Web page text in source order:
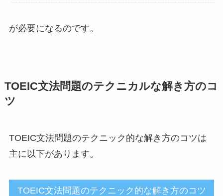
が必要になるのです。
TOEIC文法問題のテクニカルな解き方のコ
ツ
TOEIC文法問題のテクニック的な解き方のコツは
主に以下があります。
TOEIC文法問題のテクニック的な解き方のコツ